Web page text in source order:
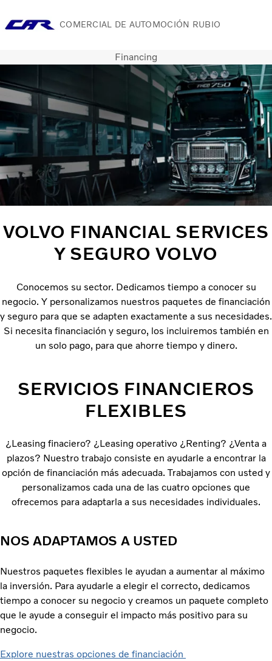
COMERCIAL DE AUTOMOCIÓN RUBIO
Camiones
Servicios
Camiones usados
Contacte con nosotros
Acerca de nosotros
Financing
VOLVO FINANCIAL SERVICES
Y SEGURO VOLVO
Conocemos su sector. Dedicamos tiempo a conocer su
negocio. Y personalizamos nuestros paquetes de financiación
y seguro para que se adapten exactamente a sus necesidades.
Si necesita financiación y seguro, los incluiremos también en
un solo pago, para que ahorre tiempo y dinero.
SERVICIOS FINANCIEROS
FLEXIBLES
¿Leasing finaciero? ¿Leasing operativo ¿Renting? ¿Venta a
plazos? Nuestro trabajo consiste en ayudarle a encontrar la
opción de financiación más adecuada. Trabajamos con usted y
personalizamos cada una de las cuatro opciones que
ofrecemos para adaptarla a sus necesidades individuales.
NOS ADAPTAMOS A USTED
Nuestros paquetes flexibles le ayudan a aumentar al máximo
la inversión. Para ayudarle a elegir el correcto, dedicamos
tiempo a conocer su negocio y creamos un paquete completo
que le ayude a conseguir el impacto más positivo para su
negocio.
Explore nuestras opciones de financiación